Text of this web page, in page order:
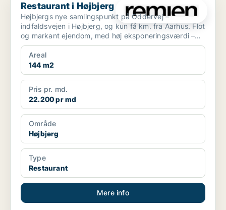
Restaurant i Højbjerg
Højbjergs nye samlingspunkt på Oddervej –
indfaldsvejen i Højbjerg, og kun få km. fra Aarhus. Flot
og markant ejendom, med høj eksponeringsværdi –
mulighe...
Areal
144 m2
Pris pr. md.
22.200 pr md
Område
Højbjerg
Type
Restaurant
Mere info